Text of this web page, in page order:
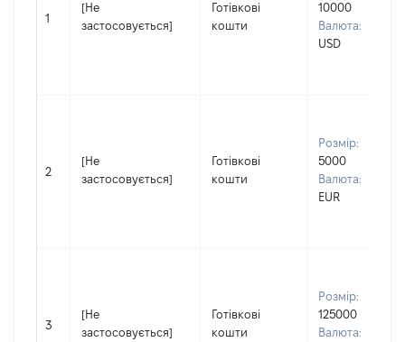
1
[Не
застосовується]
Готівкові
кошти
10000
Валюта:
USD
2
[Не
застосовується]
Готівкові
кошти
Розмір:
5000
Валюта:
EUR
3
[Не
застосовується]
Готівкові
кошти
Розмір:
125000
Валюта: